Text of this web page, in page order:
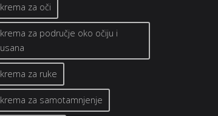
krema za oči
krema za područje oko očiju i
usana
krema za ruke
krema za samotamnjenje